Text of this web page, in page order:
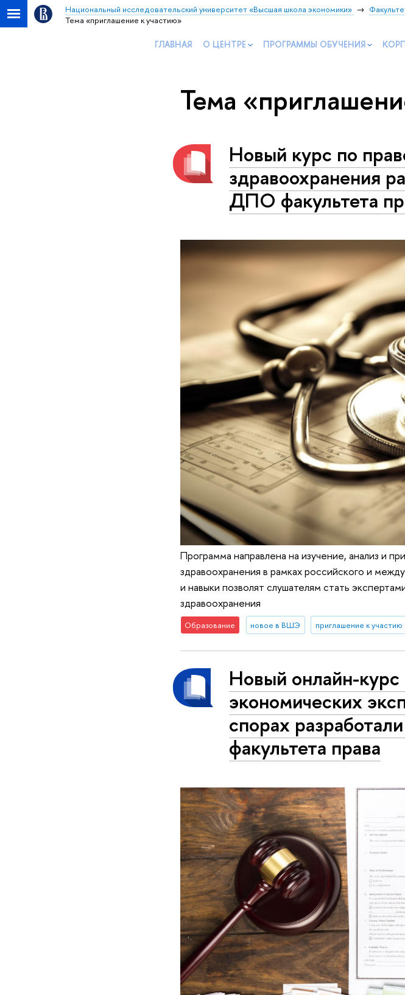
Национальный исследовательский университет «Высшая школа экономики»
Тема «приглашение к участию»
ГЛАВНАЯ О ЦЕНТРЕ ПРОГРАММЫ ОБУЧЕНИЯ
Тема
Новый курс по
здравоохранения
ДПО факультета
Программа направлена на изучение, анализ и
здравоохранения в рамках российского и
и навыки позволят слушателям стать
здравоохранения
Образование новое в ВШЭ приглашение к участию
Новый онлайн-
экономических
спорах
факультета права